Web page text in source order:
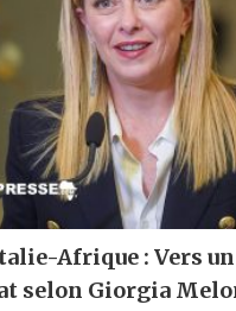
Afrique : Vers un
selon Giorgia